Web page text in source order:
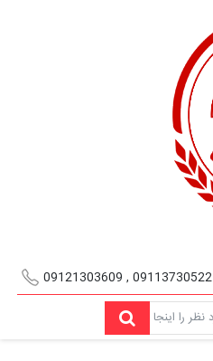
09113730522 , 09121303609